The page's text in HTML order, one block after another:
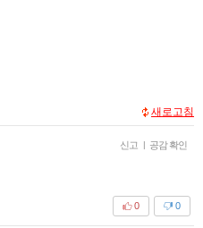
새로고침
신고 | 공감 확인
0
0